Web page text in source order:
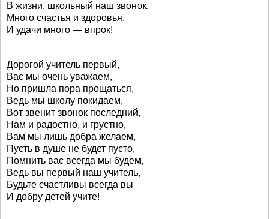
В жизни, школьный наш звонок,
Много счастья и здоровья,
И удачи много — впрок!
Дорогой учитель первый,
Вас мы очень уважаем,
Но пришла пора прощаться,
Ведь мы школу покидаем,
Вот звенит звонок последний,
Нам и радостно, и грустно,
Вам мы лишь добра желаем,
Пусть в душе не будет пусто,
Помнить вас всегда мы будем,
Ведь вы первый наш учитель,
Будьте счастливы всегда вы
И добру детей учите!